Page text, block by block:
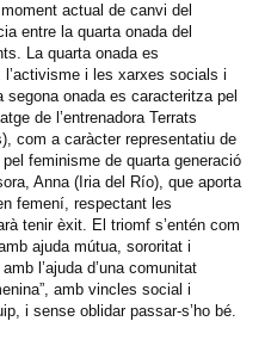
actual de canvi del
entre la quarta onada del
La quarta onada es
i les xarxes socials i
onada es caracteritza pel
de l’entrenadora Terrats
com a caràcter representatiu de
feminisme de quarta generació
Anna (Iria del Río), que aporta
femení, respectant les
tenir èxit. El triomf s’entén com
ajuda mútua, sororitat i
l’ajuda d’una comunitat
amb vincles social i
i sense oblidar passar-s’ho bé.